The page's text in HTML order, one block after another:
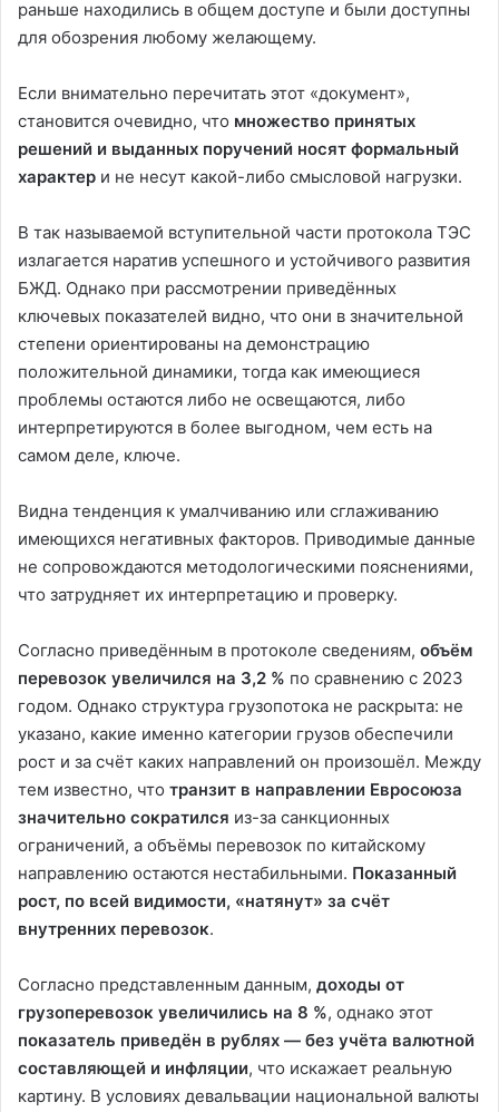
раньше находились в общем доступе и были доступны
для обозрения любому желающему.
Если внимательно перечитать этот «документ»,
становится очевидно, что множество принятых
решений и выданных поручений носят формальный
характер и не несут какой-либо смысловой нагрузки.
В так называемой вступительной части протокола ТЭС
излагается наратив успешного и устойчивого развития
БЖД. Однако при рассмотрении приведённых
ключевых показателей видно, что они в значительной
степени ориентированы на демонстрацию
положительной динамики, тогда как имеющиеся
проблемы остаются либо не освещаются, либо
интерпретируются в более выгодном, чем есть на
самом деле, ключе.
Видна тенденция к умалчиванию или сглаживанию
имеющихся негативных факторов. Приводимые данные
не сопровождаются методологическими пояснениями,
что затрудняет их интерпретацию и проверку.
Согласно приведённым в протоколе сведениям, объём
перевозок увеличился на 3,2 % по сравнению с 2023
годом. Однако структура грузопотока не раскрыта: не
указано, какие именно категории грузов обеспечили
рост и за счёт каких направлений он произошёл. Между
тем известно, что транзит в направлении Евросоюза
значительно сократился из-за санкционных
ограничений, а объёмы перевозок по китайскому
направлению остаются нестабильными. Показанный
рост, по всей видимости, «натянут» за счёт
внутренних перевозок.
Согласно представленным данным, доходы от
грузоперевозок увеличились на 8 %, однако этот
показатель приведён в рублях — без учёта валютной
составляющей и инфляции, что искажает реальную
картину. В условиях девальвации национальной валюты